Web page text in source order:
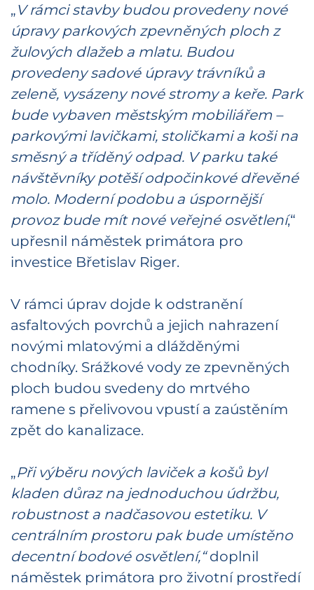
„V rámci stavby budou provedeny nové
úpravy parkových zpevněných ploch z
žulových dlažeb a mlatu. Budou
provedeny sadové úpravy trávníků a
zeleně, vysázeny nové stromy a keře. Park
bude vybaven městským mobiliářem –
parkovými lavičkami, stoličkami a koši na
směsný a tříděný odpad. V parku také
návštěvníky potěší odpočinkové dřevěné
molo. Moderní podobu a úspornější
provoz bude mít nové veřejné osvětlení,“
upřesnil náměstek primátora pro
investice Břetislav Riger.
V rámci úprav dojde k odstranění
asfaltových povrchů a jejich nahrazení
novými mlatovými a dlážděnými
chodníky. Srážkové vody ze zpevněných
ploch budou svedeny do mrtvého
ramene s přelivovou vpustí a zaústěním
zpět do kanalizace.
„Při výběru nových laviček a košů byl
kladen důraz na jednoduchou údržbu,
robustnost a nadčasovou estetiku. V
centrálním prostoru pak bude umístěno
decentní bodové osvětlení,“doplnil
náměstek primátora pro životní prostředí